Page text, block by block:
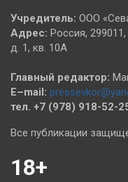
Учредитель: ООО
Адрес: Россия,
д. 1, кв. 10А
Главный редактор:
E–mail:
тел. +7 (978) 918-52-
Все публикации
18+